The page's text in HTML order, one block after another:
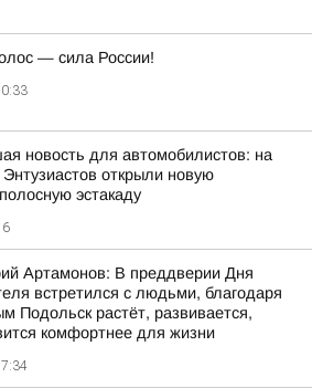
— сила России!
новость для автомобилистов: на
открыли новую
эстакаду
Артамонов: В преддверии Дня
встретился с людьми, благодаря
Подольск растёт, развивается,
комфортнее для жизни